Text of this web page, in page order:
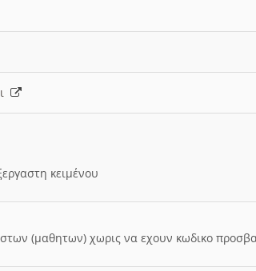
κειμένου
(μαθητων) χωρις να εχουν κωδικο